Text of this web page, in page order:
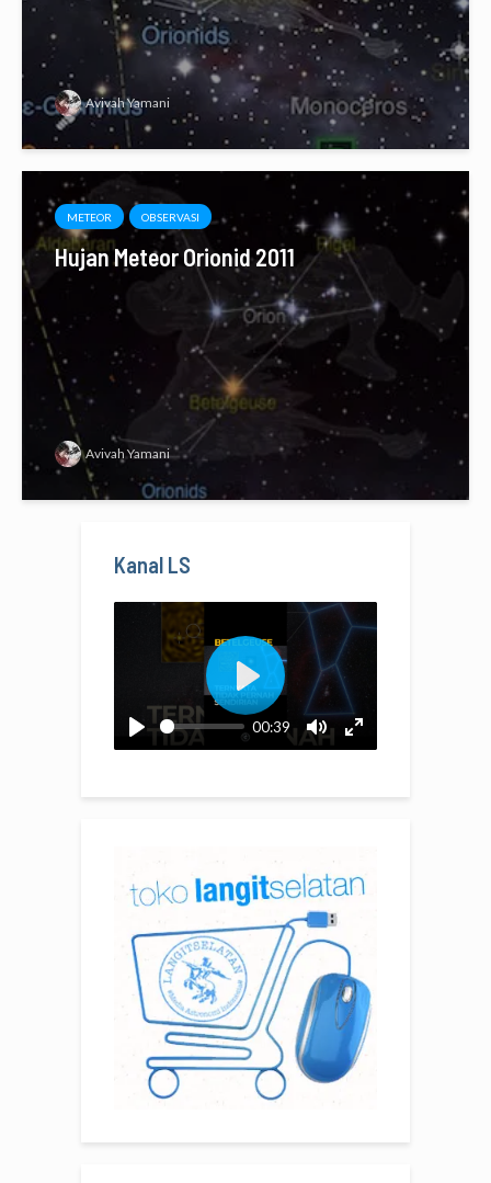
Avivah Yamani
METEOR OBSERVASI
Hujan Meteor Orionid 2011
Avivah Yamani
Kanal LS